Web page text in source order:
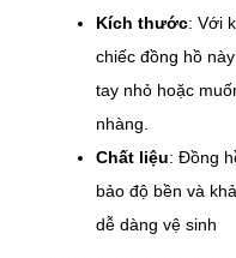
Kích thước: Với
chiếc đồng hồ
tay nhỏ hoặc
nhàng.
Chất liệu: Đồng
bảo độ bền và
dễ dàng vệ sinh